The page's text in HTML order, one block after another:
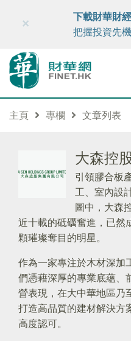
財華智庫網 FINTV
×
下載財華財
把握投資先機
主頁 專欄 文章列表
大森控
引領膠合板
工、室內設
圖中，大森
近十載的砥礪奮進，已然
顆璀璨奪目的明星。
作為一家專注於木材深加
們憑藉深厚的專業底蘊、
營表現，在大中華地區乃
打造高品質的建材解決方
高度認可。